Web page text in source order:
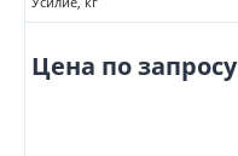
Цена по запросу